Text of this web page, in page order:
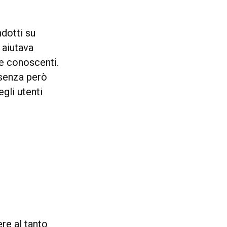
su
conoscenti.
però
utenti
al tanto